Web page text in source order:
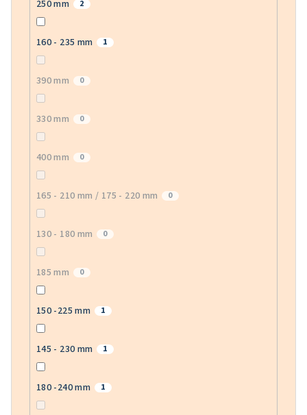
250 mm 2
160 - 235 mm 1
390 mm 0
330 mm 0
400 mm 0
165 - 210 mm / 175 - 220 mm 0
130 - 180 mm 0
185 mm 0
150 -225 mm 1
145 - 230 mm 1
180 -240 mm 1